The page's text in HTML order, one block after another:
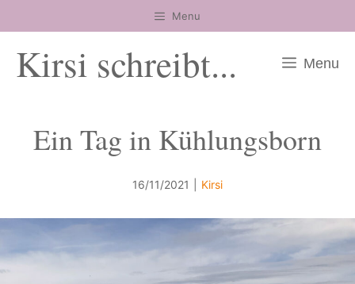
Inhalt
springen
Menu
Kirsi schreibt... Menu
Ein Tag in Kühlungsborn
16/11/2021 Kirsi